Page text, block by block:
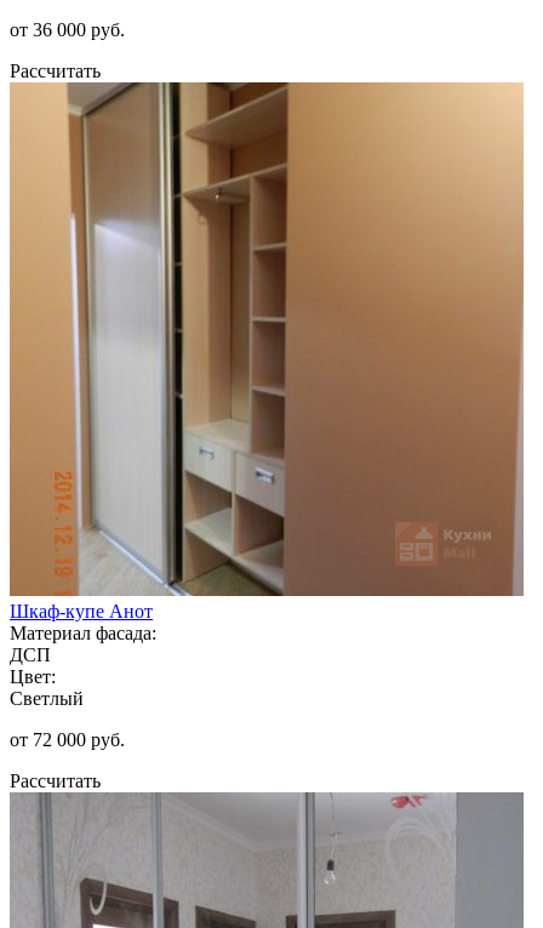
от 36 000 руб.
Рассчитать
Шкаф-купе Анот
Материал фасада:
ДСП
Цвет:
Светлый
от 72 000 руб.
Рассчитать